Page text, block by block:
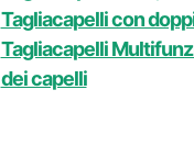
Tagliacapelli con
Tagliacapelli
dei capelli